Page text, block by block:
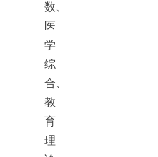
数、
医
学
综
合、
教
育
理